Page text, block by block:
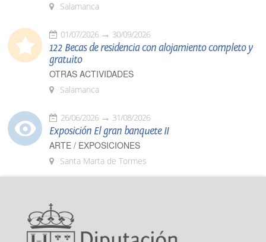
Salamanca
01/07/2026 30/09/2026
122 Becas de residencia con alojamiento completo y
gratuito
OTRAS ACTIVIDADES
Salamanca
26/06/2026 31/08/2026
Exposición El gran banquete II
ARTE / EXPOSICIONES
Santa Marta de Tormes